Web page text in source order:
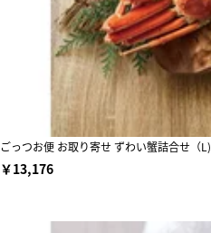
ごっつお便 お取り寄せ ずわい蟹詰合せ（L)
￥13,176